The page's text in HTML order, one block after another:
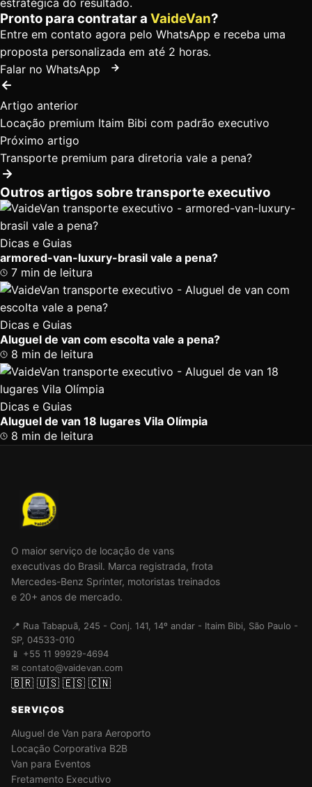
estratégica do resultado.
Pronto para contratar a VaideVan?
Entre em contato agora pelo WhatsApp e receba uma
proposta personalizada em até 2 horas.
Falar no WhatsApp
Artigo anterior
Locação premium Itaim Bibi com padrão executivo
Próximo artigo
Transporte premium para diretoria vale a pena?
Outros artigos sobre transporte executivo
Dicas e Guias
armored-van-luxury-brasil vale a pena?
7 min de leitura
Dicas e Guias
Aluguel de van com escolta vale a pena?
8 min de leitura
Dicas e Guias
Aluguel de van 18 lugares Vila Olímpia
8 min de leitura
O maior serviço de locação de vans
executivas do Brasil. Marca registrada, frota
Mercedes-Benz Sprinter, motoristas treinados
e 20+ anos de mercado.
📍 Rua Tabapuã, 245 - Conj. 141, 14º andar - Itaim Bibi, São Paulo -
SP, 04533-010
📱 +55 11 99929-4694
✉ contato@vaidevan.com
🇧🇷 🇺🇸 🇪🇸 🇨🇳
SERVIÇOS
Aluguel de Van para Aeroporto
Locação Corporativa B2B
Van para Eventos
Fretamento Executivo